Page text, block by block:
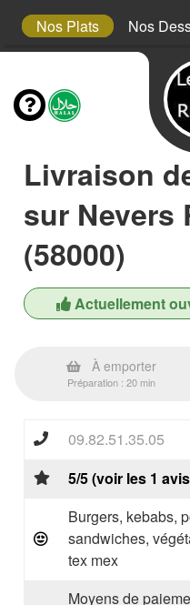
Nos Plats Nos
Livraison
sur Nevers
(58000)
Actuellement
À emporter
Préparation : 20 min
09.82.51.35.05
5/5 (voir les 1
Burgers, kebabs,
sandwiches,
tex mex
Moyens de